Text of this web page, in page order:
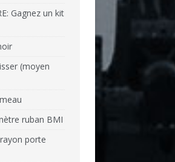
Gagnez un kit
(moyen
ruban BMI
porte